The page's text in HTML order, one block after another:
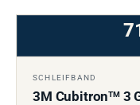
SCHLEIFBAND
3M CubitronTM3